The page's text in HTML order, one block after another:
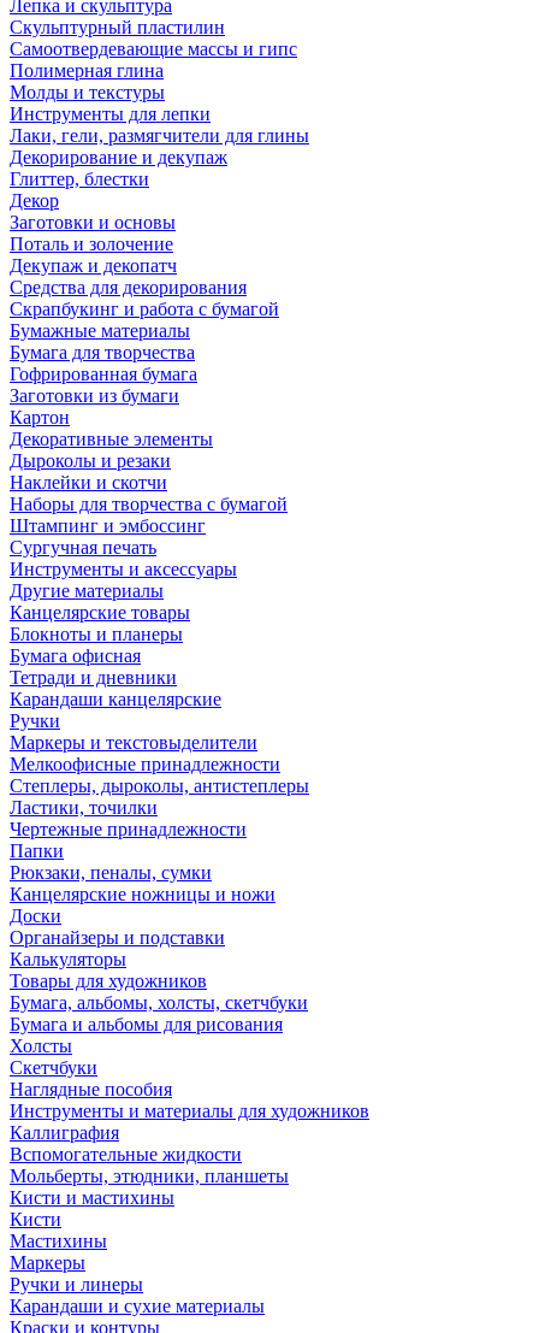
Лепка и скульптура
Скульптурный пластилин
Самоотвердевающие массы и гипс
Полимерная глина
Молды и текстуры
Инструменты для лепки
Лаки, гели, размягчители для глины
Декорирование и декупаж
Глиттер, блестки
Декор
Заготовки и основы
Поталь и золочение
Декупаж и декопатч
Средства для декорирования
Скрапбукинг и работа с бумагой
Бумажные материалы
Бумага для творчества
Гофрированная бумага
Заготовки из бумаги
Картон
Декоративные элементы
Дыроколы и резаки
Наклейки и скотчи
Наборы для творчества с бумагой
Штампинг и эмбоссинг
Сургучная печать
Инструменты и аксессуары
Другие материалы
Канцелярские товары
Блокноты и планеры
Бумага офисная
Тетради и дневники
Карандаши канцелярские
Ручки
Маркеры и текстовыделители
Мелкоофисные принадлежности
Степлеры, дыроколы, антистеплеры
Ластики, точилки
Чертежные принадлежности
Папки
Рюкзаки, пеналы, сумки
Канцелярские ножницы и ножи
Доски
Органайзеры и подставки
Калькуляторы
Товары для художников
Бумага, альбомы, холсты, скетчбуки
Бумага и альбомы для рисования
Холсты
Скетчбуки
Наглядные пособия
Инструменты и материалы для художников
Каллиграфия
Вспомогательные жидкости
Мольберты, этюдники, планшеты
Кисти и мастихины
Кисти
Мастихины
Маркеры
Ручки и линеры
Карандаши и сухие материалы
Краски и контуры